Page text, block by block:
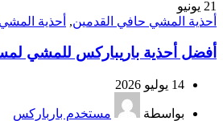
21 يونيو
أحذية المشي حافي القدمين, أحذية
أفضل أحذية باريباركس للمشي
14 يوليو 2026
بواسطة مستخدم بارباركس